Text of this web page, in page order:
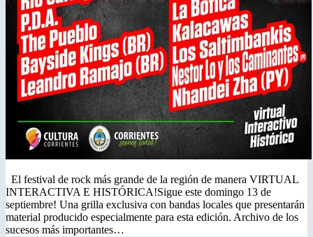
El festival de rock más grande de la región de manera VIRTUAL
INTERACTIVA E HISTÓRICA!Sigue este domingo 13 de
septiembre! Una grilla exclusiva con bandas locales que presentarán
material producido especialmente para esta edición. Archivo de los
sucesos más importantes…